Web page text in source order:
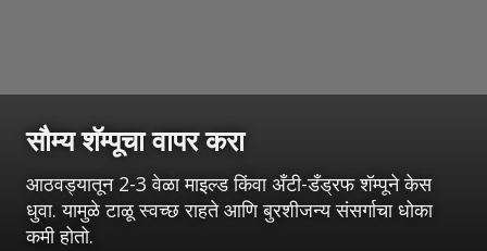
सौम्य शॅम्पूचा वापर करा
आठवड्यातून 2-3 वेळा माइल्ड किंवा अँटी-डँड्रफ शॅम्पूने केस
धुवा. यामुळे टाळू स्वच्छ राहते आणि बुरशीजन्य संसर्गाचा धोका
कमी होतो.